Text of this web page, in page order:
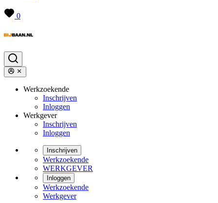
0
Werkzoekende
Inschrijven
Inloggen
Werkgever
Inschrijven
Inloggen
Inschrijven
Werkzoekende
WERKGEVER
Inloggen
Werkzoekende
Werkgever